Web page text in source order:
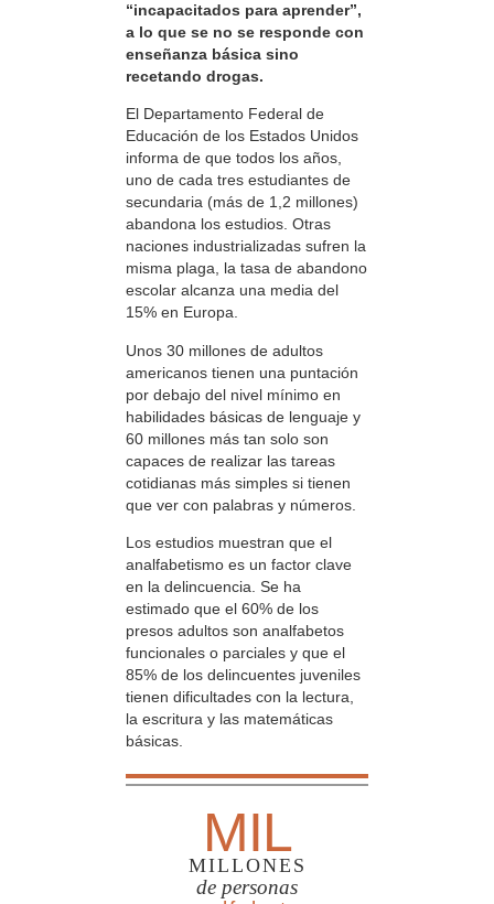
“incapacitados para aprender”,
a lo que se no se responde con
enseñanza básica sino
recetando drogas.
El Departamento Federal de
Educación de los Estados Unidos
informa de que todos los años,
uno de cada tres estudiantes de
secundaria (más de 1,2 millones)
abandona los estudios. Otras
naciones industrializadas sufren la
misma plaga, la tasa de abandono
escolar alcanza una media del
15% en Europa.
Unos 30 millones de adultos
americanos tienen una puntación
por debajo del nivel mínimo en
habilidades básicas de lenguaje y
60 millones más tan solo son
capaces de realizar las tareas
cotidianas más simples si tienen
que ver con palabras y números.
Los estudios muestran que el
analfabetismo es un factor clave
en la delincuencia. Se ha
estimado que el 60% de los
presos adultos son analfabetos
funcionales o parciales y que el
85% de los delincuentes juveniles
tienen dificultades con la lectura,
la escritura y las matemáticas
básicas.
MIL
MILLONES
de personas